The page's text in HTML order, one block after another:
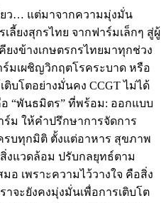
ยว… แต่มาจากความมุ่งมั่น
ลี้ยงสุกรไทย จากฟาร์มเล็กๆ สู่ผู้
ยงข้างเกษตรกรไทยมาทุกช่วง
ร์มเผชิญวิกฤตโรคระบาด หรือ
บโตอย่างมั่นคง CCGT ไม่ได้
“พันธมิตร” ที่พร้อม: ออกแบบ
ม ให้คำปรึกษาการจัดการ
บทุกมิติ ตั้งแต่อาหาร สุขภาพ
งแวดล้อม ปรับกลยุทธ์ตาม
อ เพราะความไว้วางใจ คือสิ่ง
จะยังคงมุ่งมั่นเพื่อการเติบโต